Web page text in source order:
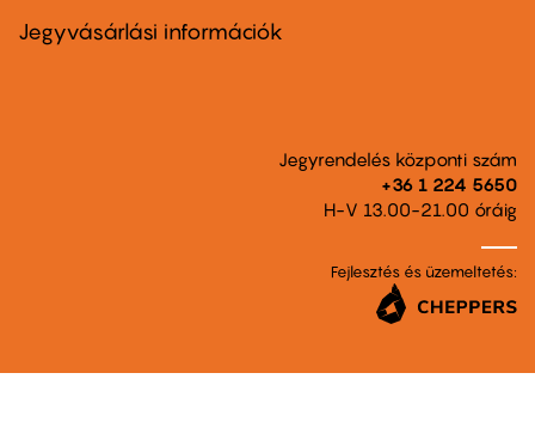
second
Jegyvásárlási információk
Jegyrendelés központi szám
+36 1 224 5650
H-V 13.00-21.00 óráig
Fejlesztés és üzemeltetés: